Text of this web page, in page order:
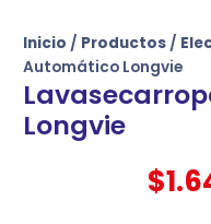
Inicio / Productos /
Automático Longvie
Longvie
$